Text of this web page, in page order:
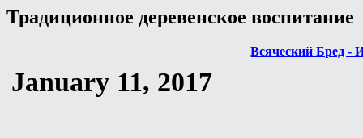
Традиционное деревенское воспитание
Всяческий Бред -
January 11, 2017